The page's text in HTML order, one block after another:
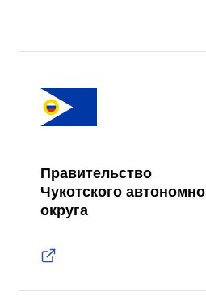
Правительство
Чукотского
округа